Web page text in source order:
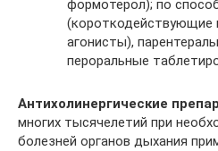
формотерол); по
(короткодействующие
агонисты),
пероральные
Антихолинергические
многих тысячелетий при
болезней органов дыхания